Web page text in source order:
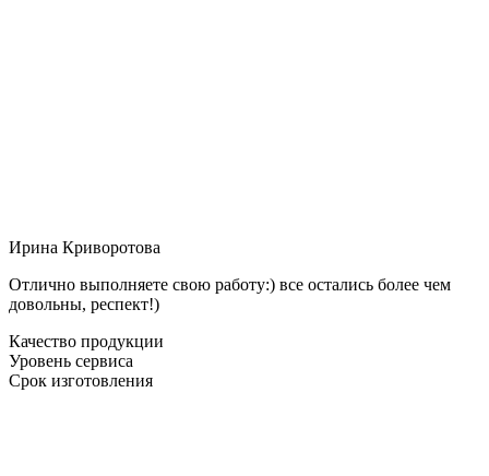
Ирина Криворотова
Отлично выполняете свою работу:) все остались более чем
довольны, респект!)
Качество продукции
Уровень сервиса
Срок изготовления